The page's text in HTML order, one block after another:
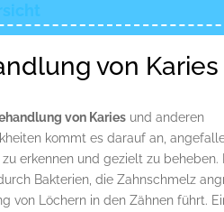
von
von Karies und anderen
kommt es darauf an,
erkennen und gezielt zu beheben.
Bakterien, die Zahnschmelz
von Löchern in den Zähnen führt.